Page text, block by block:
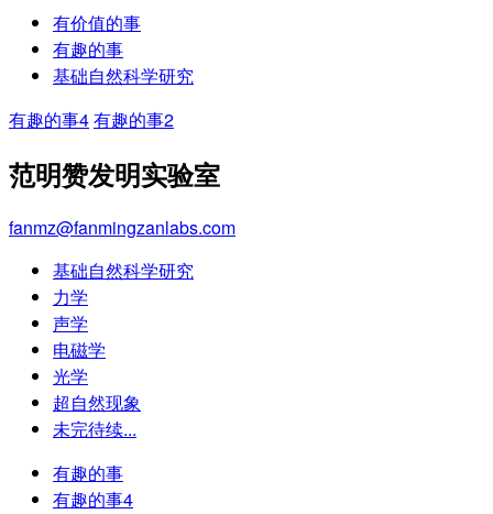
有价值的事
有趣的事
基础自然科学研究
有趣的事4有趣的事2
范明赞发明实验室
fanmz@fanmingzanlabs.com
基础自然科学研究
力学
声学
电磁学
光学
超自然现象
未完待续...
有趣的事
有趣的事4